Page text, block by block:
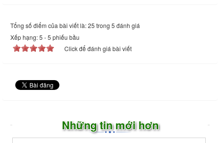
Tổng số điểm của bài viết là: 25 trong 5 đánh giá
Xếp hạng:5 -5 phiếu bầu
Click để đánh giá bài viết
Những tin mới hơn